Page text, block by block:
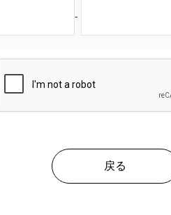
-
戻る